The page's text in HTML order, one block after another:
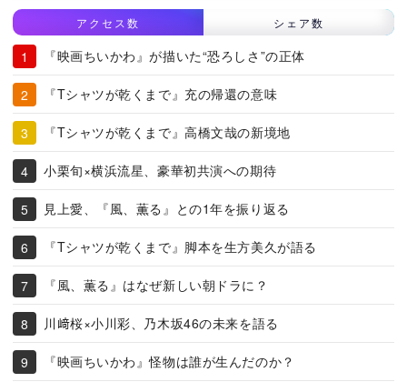
アクセス数 シェア数
『映画ちいかわ』が描いた“恐ろしさ”の正体
『Tシャツが乾くまで』充の帰還の意味
『Tシャツが乾くまで』高橋文哉の新境地
小栗旬×横浜流星、豪華初共演への期待
見上愛、『風、薫る』との1年を振り返る
『Tシャツが乾くまで』脚本を生方美久が語る
『風、薫る』はなぜ新しい朝ドラに？
川﨑桜×小川彩、乃木坂46の未来を語る
『映画ちいかわ』怪物は誰が生んだのか？